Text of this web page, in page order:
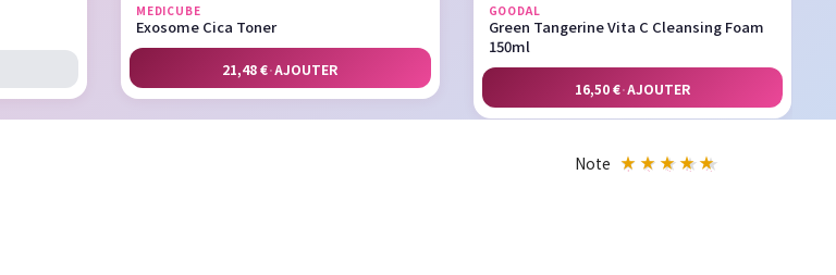
MEDICUBE
Exosome Cica Toner
21,48 €·AJOUTER
GOODAL
Green Tangerine Vita C Cleansing Foam
150ml
16,50 €·AJOUTER
Note